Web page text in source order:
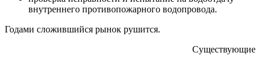
внутреннего противопожарного водопровода.
Годами сложившийся рынок рушится.
Существующие